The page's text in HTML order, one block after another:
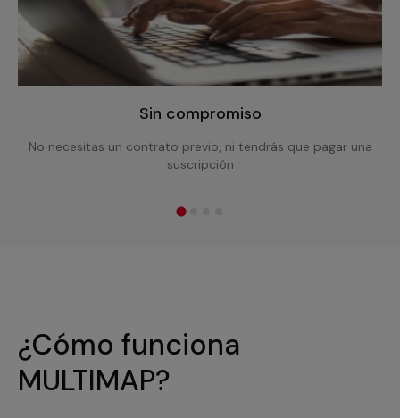
Sin compromiso
No necesitas un contrato previo, ni tendrás que pagar una
suscripción
¿Cómo funciona
MULTIMAP?